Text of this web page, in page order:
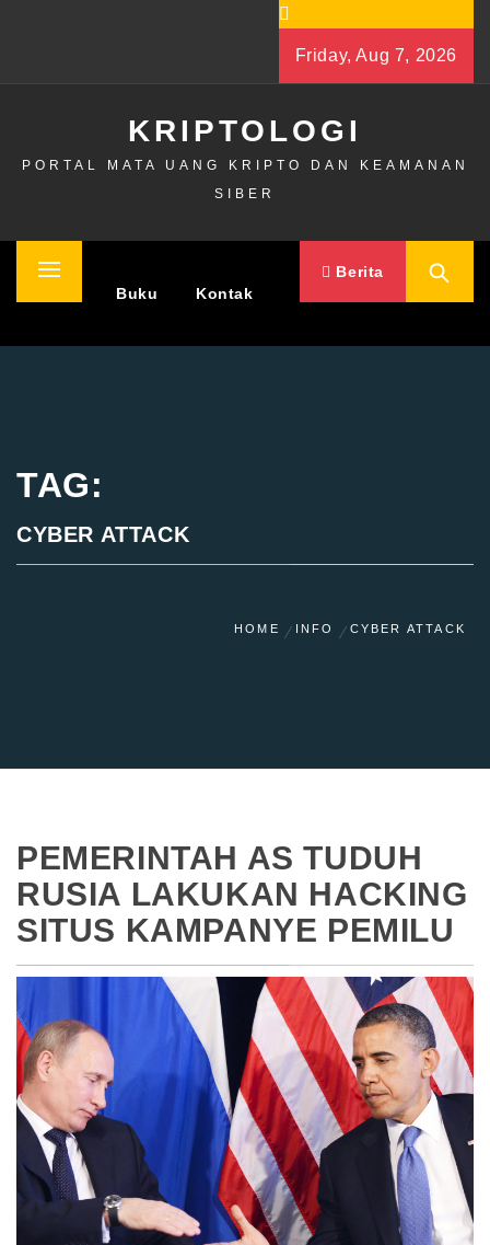
Friday, Aug 7, 2026
KRIPTOLOGI
PORTAL MATA UANG KRIPTO DAN KEAMANAN
SIBER
Primary
Buku Kontak
Berita
TAG:
CYBER ATTACK
HOME INFO CYBER ATTACK
PEMERINTAH AS TUDUH
RUSIA LAKUKAN HACKING
SITUS KAMPANYE PEMILU